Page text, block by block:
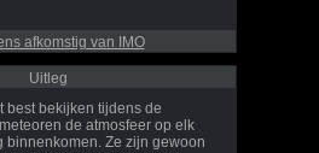
afkomstig van IMO
Uitleg
best bekijken tijdens de
de atmosfeer op elk
binnenkomen. Ze zijn gewoon